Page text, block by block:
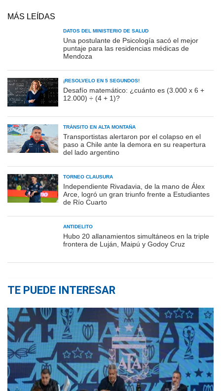
MÁS LEÍDAS
DATOS DEL MINISTERIO DE SALUD
Una postulante de Psicología sacó el mejor
puntaje para las residencias médicas de
Mendoza
¡RESOLVELO EN 5 SEGUNDOS!
Desafío matemático: ¿cuánto es (3.000 x 6 +
12.000) ÷ (4 + 1)?
TRÁNSITO EN ALTA MONTAÑA
Transportistas alertaron por el colapso en el
paso a Chile ante la demora en su reapertura
del lado argentino
TORNEO CLAUSURA
Independiente Rivadavia, de la mano de Álex
Arce, logró un gran triunfo frente a Estudiantes
de Río Cuarto
ANTIDELITO
Hubo 20 allanamientos simultáneos en la triple
frontera de Luján, Maipú y Godoy Cruz
TE PUEDE INTERESAR